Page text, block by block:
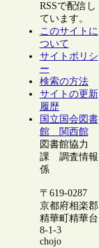
RSSで配信し
ています。
このサイトに
ついて
サイトポリシ
ー
検索の方法
サイトの更新
履歴
国立国会図書
館 関西館
図書館協力
課 調査情報
係
〒619-0287
京都府相楽郡
精華町精華台
8-1-3
chojo